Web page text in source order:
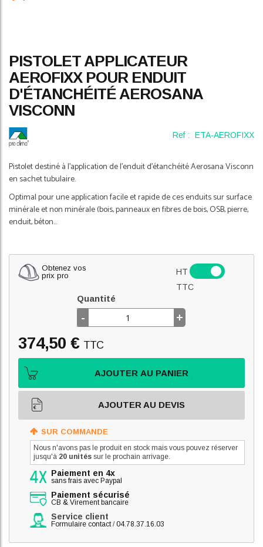
PISTOLET APPLICATEUR
AEROFIXX POUR ENDUIT
D'ÉTANCHÉITÉ AEROSANA
VISCONN
Ref : ETA-AEROFIXX
Pistolet destiné à l'application de l'enduit d'étanchéité Aerosana Visconn
en sachet tubulaire.
Optimal pour une application facile et rapide de ces enduits sur surface
minérale et non minérale (bois, panneaux en fibres de bois, OSB, pierre,
enduit, béton...
to
the
beginning
the
images
gallery
Obtenez vos
prix pro
HT
TTC
Quantité
- +
374,50 € TTC
AJOUTER AU PANIER
AJOUTER AU DEVIS
SUR COMMANDE
Nous n'avons pas le produit en stock mais vous pouvez réserver
jusqu'à 20 unités sur le prochain arrivage.
Paiement en 4x
sans frais avec Paypal
Paiement sécurisé
CB & Virement bancaire
Service client
Formulaire contact/04.78.37.16.03